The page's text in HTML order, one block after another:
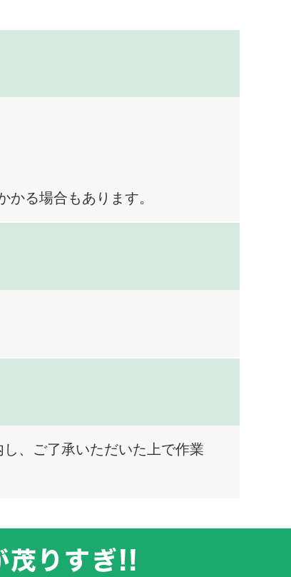
る場合もあります。
、ご了承いただいた上で作業